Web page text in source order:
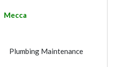
Mecca
Plumbing Maintenance